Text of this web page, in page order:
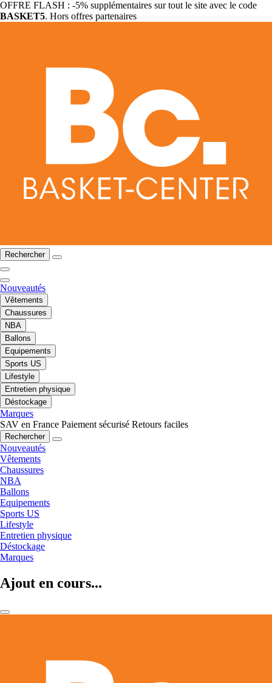
OFFRE FLASH : -5% supplémentaires sur tout le site avec le code
BASKET5. Hors offres partenaires
Rechercher
Nouveautés
Vêtements
Chaussures
NBA
Ballons
Equipements
Sports US
Lifestyle
Entretien physique
Déstockage
Marques
SAV en France Paiement sécurisé Retours faciles
Rechercher
Nouveautés
Vêtements
Chaussures
NBA
Ballons
Equipements
Sports US
Lifestyle
Entretien physique
Déstockage
Marques
Ajout en cours...